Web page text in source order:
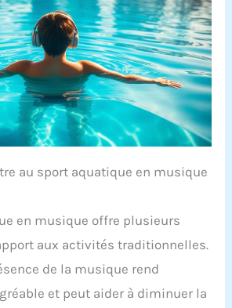
au sport aquatique en musique
en musique offre plusieurs
aux activités traditionnelles.
de la musique rend
et peut aider à diminuer la